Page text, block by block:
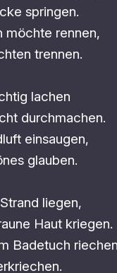
springen.
möchte rennen,
trennen.
lachen
durchmachen.
einsaugen,
glauben.
liegen,
Haut kriegen.
Badetuch